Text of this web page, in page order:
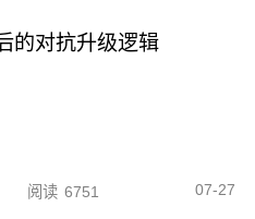
的对抗升级逻辑
阅读 6751 07-27